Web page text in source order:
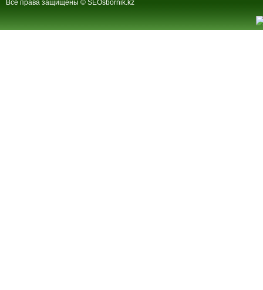
Все права защищены © SEOsbornik.kz